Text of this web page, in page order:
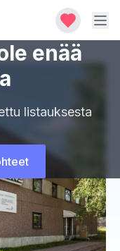
enää
listauksesta